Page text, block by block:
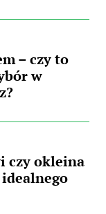
– czy to
w
czy okleina